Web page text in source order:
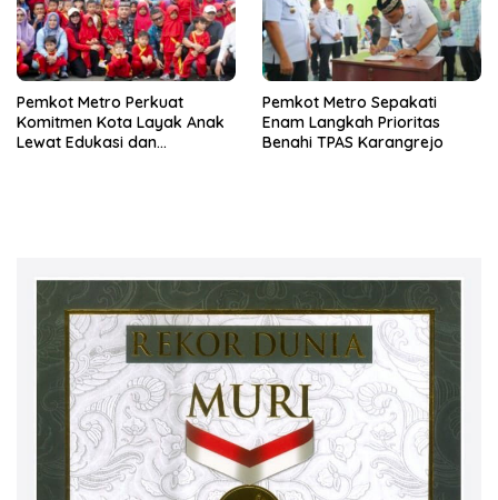
Pemkot Metro Perkuat
Komitmen Kota Layak Anak
Lewat Edukasi dan
Pemkot Metro Sepakati
Enam Langkah Prioritas
Benahi TPAS Karangrejo